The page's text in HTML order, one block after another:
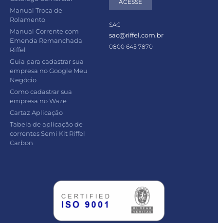
Manual Troca de
Rolamento
Manual Corrente com
Emenda Remanchada
Riffel
Guia para cadastrar sua
empresa no Google Meu
Negócio
Como cadastrar sua
empresa no Waze
Cartaz Aplicação
Tabela de aplicação de
correntes Semi Kit Riffel
Carbon
ACESSE
SAC
sac@riffel.com.br
0800 645 7870